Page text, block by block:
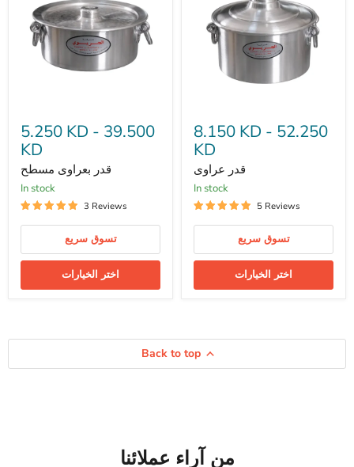
بعراوى
مسطح
5.250 KD - 39.500
KD
قدر بعراوى مسطح
in stock
3 Reviews
تسوق سريع
اختر الخيارات
عراوى
8.150 KD - 52.250
KD
قدر عراوى
in stock
5 Reviews
تسوق سريع
اختر الخيارات
Back to top
من آراء عملائنا